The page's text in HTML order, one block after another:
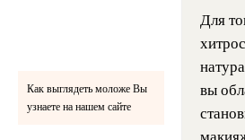
Как выглядеть моложе Вы
узнаете на нашем сайте
Для
вы